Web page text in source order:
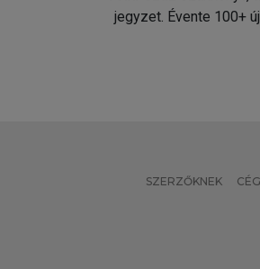
jegyzet. Évente 100+ új
SZERZŐKNEK